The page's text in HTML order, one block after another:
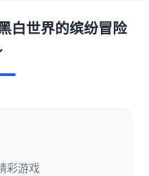
白世界的缤纷冒险
彩游戏